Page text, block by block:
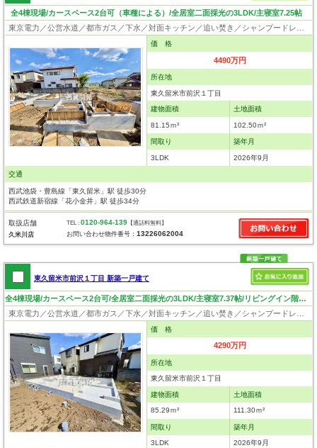
全4棟現場/カースペース2台可（車種による）/全居室二面採光の3LDK/主寝室7.25帖
東京電力／公営水道／都市ガス／下水／対面キッチン／追い焚き／シャンプードレッサー／浴室換気乾燥機／ウォシュレット／システムキッチン／食器洗浄乾燥器／浄水器／床下収納／フローリング／クローゼット／耐震構造／太陽光発電システム／設計住宅性能評価付／建設住宅性能評価付／フラット35適合証明書
価 格
4490万円
所在地
東久留米市前沢１丁目
建物面積
81.15ｍ²
土地面積
102.50ｍ²
間取り
3LDK
築年月
2026年9月
交通
西武池袋・豊島線「東久留米」駅 徒歩30分
西武鉄道新宿線「花小金井」駅 徒歩34分
取扱店舗
久米川店
TEL :0120-964-139 【通話料無料】
お問い合わせ物件番号：13226062004
東久留米市前沢１丁目 新築一戸建て
全4棟現場/カースペース2台可/全居室二面採光の3LDK/主寝室7.37帖/リビングイン階段！
価 格
4290万円
所在地
東久留米市前沢１丁目
建物面積
85.29ｍ²
土地面積
111.30ｍ²
間取り
3LDK
築年月
2026年9月